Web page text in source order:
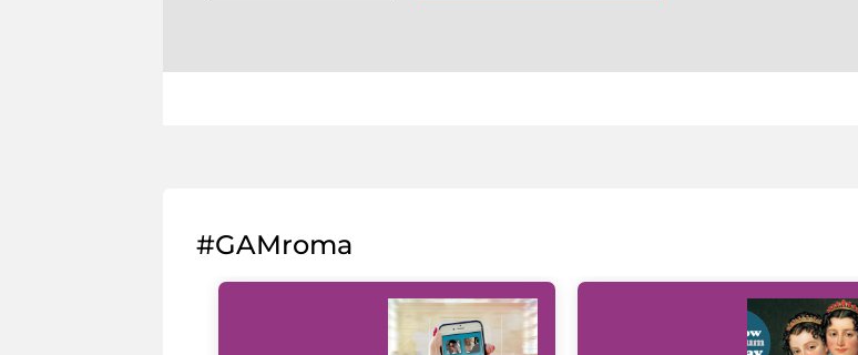
#GAMroma